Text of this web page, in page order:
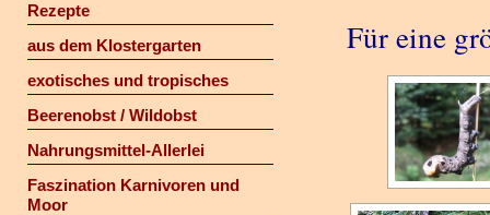
Rezepte
aus dem Klostergarten
exotisches und tropisches
Beerenobst / Wildobst
Nahrungsmittel-Allerlei
Faszination Karnivoren und
Moor
Für eine